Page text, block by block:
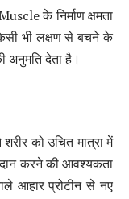
के निर्माण क्षमता
भी लक्षण से बचने के
अनुमति देता है।
को उचित मात्रा में
करने की आवश्यकता
आहार प्रोटीन से नए